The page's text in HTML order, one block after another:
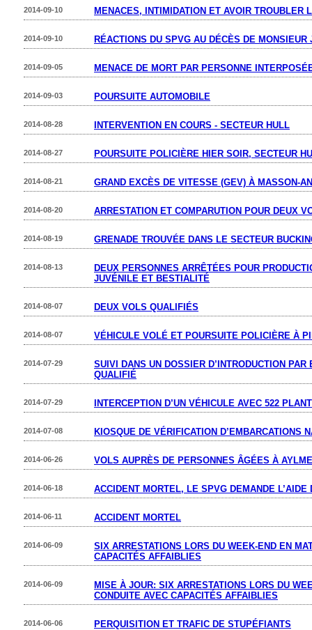
MENACES, INTIMIDATION ET AVOIR TROUBLER
2014-09-10
RÉACTIONS DU SPVG AU DÉCÈS DE MONSIEUR
2014-09-10
MENACE DE MORT PAR PERSONNE
2014-09-05
POURSUITE AUTOMOBILE
2014-09-03
INTERVENTION EN COURS - SECTEUR HULL
2014-08-28
POURSUITE POLICIÈRE HIER SOIR, SECTEUR
2014-08-27
GRAND EXCÈS DE VITESSE (GEV) À MASSON-
2014-08-21
ARRESTATION ET COMPARUTION POUR DEUX
2014-08-20
GRENADE TROUVÉE DANS LE SECTEUR
2014-08-19
DEUX PERSONNES ARRÊTÉES POUR
JUVÉNILE ET BESTIALITÉ
2014-08-13
DEUX VOLS QUALIFIÉS
2014-08-07
VÉHICULE VOLÉ ET POURSUITE POLICIÈRE À
2014-08-07
SUIVI DANS UN DOSSIER D’INTRODUCTION
QUALIFIÉ
2014-07-29
INTERCEPTION D’UN VÉHICULE AVEC 522
2014-07-29
KIOSQUE DE VÉRIFICATION D’EMBARCATIONS
2014-07-08
VOLS AUPRÈS DE PERSONNES ÂGÉES À
2014-06-26
ACCIDENT MORTEL, LE SPVG DEMANDE L’AIDE
2014-06-18
ACCIDENT MORTEL
2014-06-11
SIX ARRESTATIONS LORS DU WEEK-END EN
CAPACITÉS AFFAIBLIES
2014-06-09
MISE À JOUR: SIX ARRESTATIONS LORS DU
CONDUITE AVEC CAPACITÉS AFFAIBLIES
2014-06-09
PERQUISITION ET TRAFIC DE STUPÉFIANTS
2014-06-06